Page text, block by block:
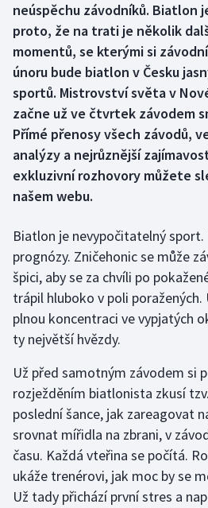
Dostihy
Florbal
Futsal
Golf
Gymnastika
Házená
Jezdectví
Judo
Krasobruslení
Lyže a snowboard
Moderní pětiboj
Motorsport
neúspěchu závodníků. Biatlon
proto, že na trati je několik
momentů, se kterými si
únoru bude biatlon v Česku
sportů. Mistrovství světa v
začne už ve čtvrtek závodem
Přímé přenosy všech závodů,
analýzy a nejrůznější
exkluzivní rozhovory můžete
našem webu.
Biatlon je nevypočitatelný
prognózy. Zničehonic se může
špici, aby se za chvíli po
trápil hluboko v poli poražených.
plnou koncentraci ve vypjatých
ty největší hvězdy.
Už před samotným závodem si
rozježděním biatlonista zkusí
poslední šance, jak zareagovat
srovnat mířidla na zbrani, v
času. Každá vteřina se počítá.
ukáže trenérovi, jak moc by se
Už tady přichází první stres a